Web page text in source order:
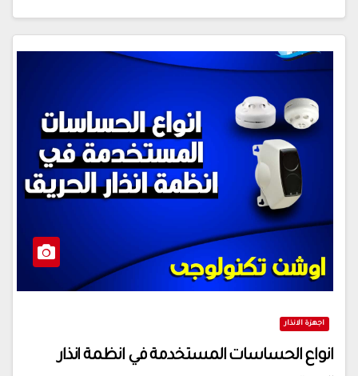
اجهزة الانذار
انواع الحساسات المستخدمة في انظمة انذار